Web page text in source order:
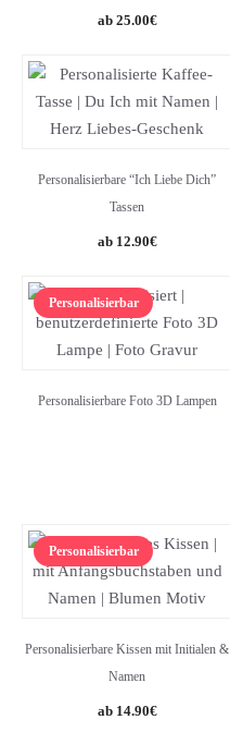
25.00€
Personalisierbare “Ich Liebe Dich”
Tassen
12.90€
Personalisierbar
Personalisierbare Foto 3D Lampen
Personalisierbar
Personalisierbare Kissen mit Initialen &
Namen
14.90€